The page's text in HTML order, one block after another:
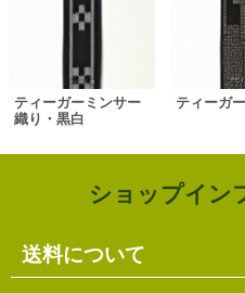
ティーガーミンサー
織り・黒白
ティーガ
ショップイン
送料について